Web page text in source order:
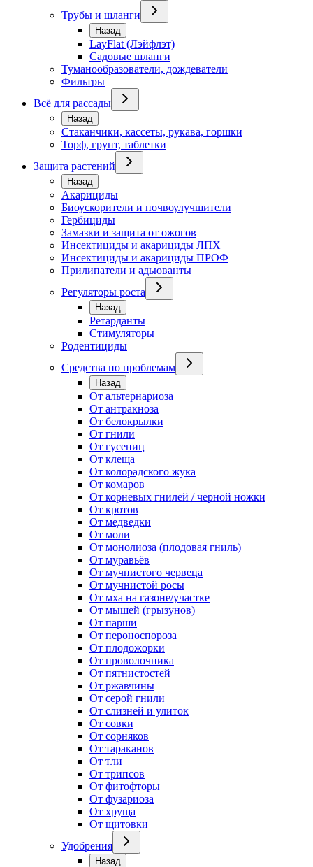
Трубы и шланги
Назад
LayFlat (Лэйфлэт)
Садовые шланги
Туманообразователи, дождеватели
Фильтры
Всё для рассады
Назад
Стаканчики, кассеты, рукава, горшки
Торф, грунт, таблетки
Защита растений
Назад
Акарициды
Биоускорители и почвоулучшители
Гербициды
Замазки и защита от ожогов
Инсектициды и акарициды ЛПХ
Инсектициды и акарициды ПРОФ
Прилипатели и адьюванты
Регуляторы роста
Назад
Ретарданты
Стимуляторы
Родентициды
Средства по проблемам
Назад
От альтернариоза
От антракноза
От белокрылки
От гнили
От гусениц
От клеща
От колорадского жука
От комаров
От корневых гнилей / черной ножки
От кротов
От медведки
От моли
От монолиоза (плодовая гниль)
От муравьёв
От мучнистого червеца
От мучнистой росы
От мха на газоне/участке
От мышей (грызунов)
От парши
От пероноспороза
От плодожорки
От проволочника
От пятнистостей
От ржавчины
От серой гнили
От слизней и улиток
От совки
От сорняков
От тараканов
От тли
От трипсов
От фитофторы
От фузариоза
От хруща
От щитовки
Удобрения
Назад